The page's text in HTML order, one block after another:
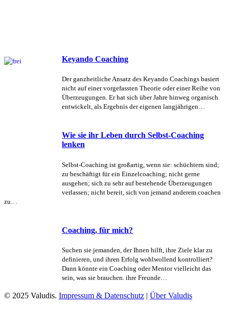
Keyando Coaching
Der ganzheitliche Ansatz des Keyando Coachings basiert
nicht auf einer vorgefassten Theorie oder einer Reihe von
Überzeugungen. Er hat sich über Jahre hinweg organisch
entwickelt, als Ergebnis der eigenen langjährigen…
Wie sie ihr Leben durch Selbst-Coaching
lenken
Selbst-Coaching ist großartig, wenn sie: schüchtern sind;
zu beschäftigt für ein Einzelcoaching; nicht gerne
ausgehen; sich zu sehr auf bestehende Überzeugungen
verlassen; nicht bereit, sich von jemand anderem coachen
zu…
Coaching, für mich?
Suchen sie jemanden, der Ihnen hilft, ihre Ziele klar zu
definieren, und ihren Erfolg wohlwollend kontrolliert?
Dann könnte ein Coaching oder Mentor vielleicht das
sein, was sie brauchen. ihre Freunde…
© 2025 Valudis. Impressum & Datenschutz | Über Valudis